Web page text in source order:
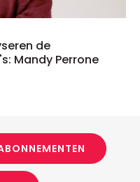
de
Mandy Perrone